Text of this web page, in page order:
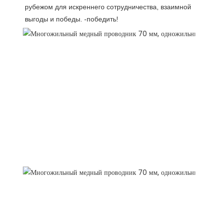
рубежом для искреннего сотрудничества, взаимной